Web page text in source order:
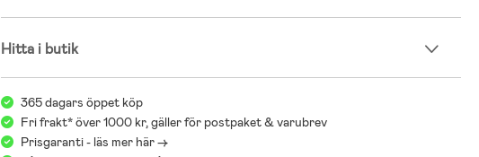
Hitta i butik
365 dagars öppet köp
Fri frakt* över 1000 kr, gäller för postpaket & varubrev
Prisgaranti - läs mer här ->